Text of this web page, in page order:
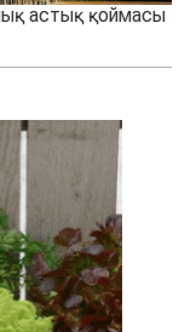
қоймасы іске